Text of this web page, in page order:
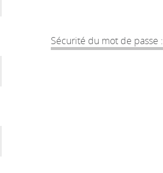
Sécurité du mot de passe :